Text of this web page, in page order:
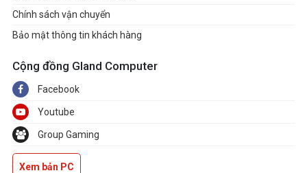
Chính sách vận chuyển
Bảo mật thông tin khách hàng
Cộng đồng Gland Computer
Facebook
Youtube
Group Gaming
Xem bản PC